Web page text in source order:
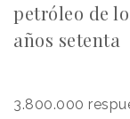
petróleo de
años setenta
3.800.000